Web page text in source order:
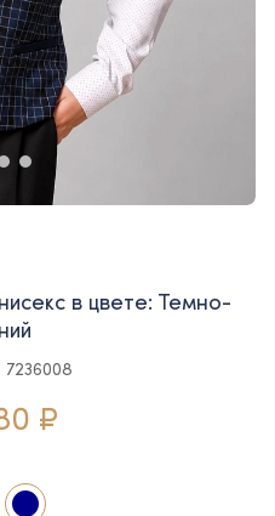
в цвете: Темно-
7236008
₽